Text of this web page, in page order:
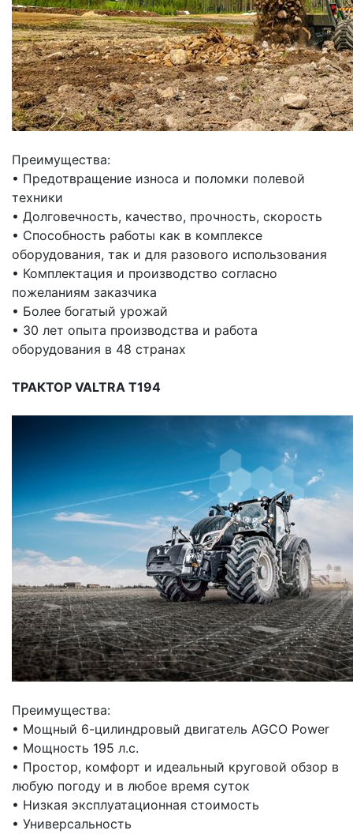
Преимущества:
• Предотвращение износа и поломки полевой
техники
• Долговечность, качество, прочность, скорость
• Способность работы как в комплексе
оборудования, так и для разового использования
• Комплектация и производство согласно
пожеланиям заказчика
• Более богатый урожай
• 30 лет опыта производства и работа
оборудования в 48 странах
ТРАКТОР VALTRA T194
Преимущества:
• Мощный 6-цилиндровый двигатель AGCO Power
• Мощность 195 л.с.
• Простор, комфорт и идеальный круговой обзор в
любую погоду и в любое время суток
• Низкая эксплуатационная стоимость
• Универсальность